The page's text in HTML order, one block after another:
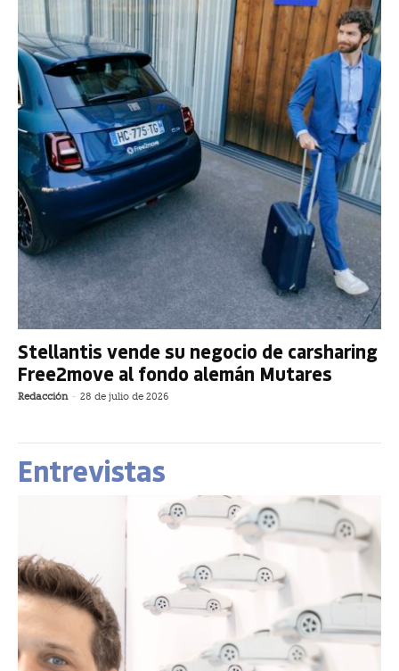
Stellantis vende su negocio de carsharing
Free2move al fondo alemán Mutares
Redacción - 28 de julio de 2026
Entrevistas